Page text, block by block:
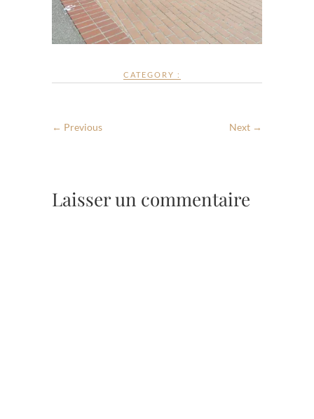
CATEGORY :
← Previous Next →
Laisser un commentaire